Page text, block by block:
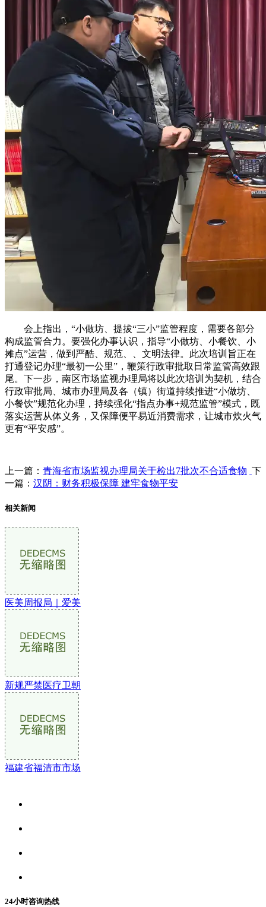
会上指出，“小做坊、提拔“三小”监管程度，需要各部分
构成监管合力。要强化办事认识，指导“小做坊、小餐饮、小
摊点”运营，做到严酷、规范、、文明法律。此次培训旨正在
打通登记办理“最初一公里”，鞭策行政审批取日常监管高效跟
尾。下一步，南区市场监视办理局将以此次培训为契机，结合
行政审批局、城市办理局及各（镇）街道持续推进“小做坊、
小餐饮”规范化办理，持续强化“指点办事+规范监管”模式，既
落实运营从体义务，又保障便平易近消费需求，让城市炊火气
更有“平安感”。
上一篇： 青海省市场监视办理局关于检出7批次不合适食物 下
一篇： 汉阴：财务积极保障 建牢食物平安
相关新闻
医美周报局｜爱美
新规严禁医疗卫朝
福建省福清市市场
24小时咨询热线